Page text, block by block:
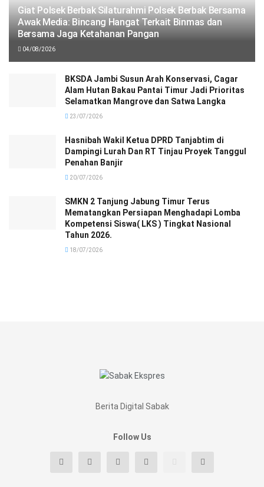
Giat Polsek Berbak Silaturahmi Polsek Berbak Bersama
Awak Media: Bincang Hangat Terkait Binmas dan
Bersama Jaga Ketahanan Pangan
04/08/2026
BKSDA Jambi Susun Arah Konservasi, Cagar
Alam Hutan Bakau Pantai Timur Jadi Prioritas
Selamatkan Mangrove dan Satwa Langka
23/07/2026
Hasnibah Wakil Ketua DPRD Tanjabtim di
Dampingi Lurah Dan RT Tinjau Proyek Tanggul
Penahan Banjir
20/07/2026
SMKN 2 Tanjung Jabung Timur Terus
Mematangkan Persiapan Menghadapi Lomba
Kompetensi Siswa( LKS ) Tingkat Nasional
Tahun 2026.
18/07/2026
Berita Digital Sabak
Follow Us